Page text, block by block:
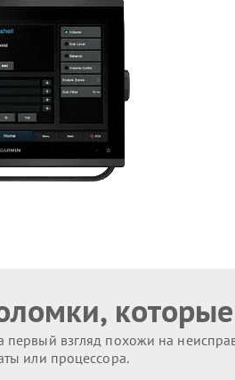
взгляд похожи на
или процессора.